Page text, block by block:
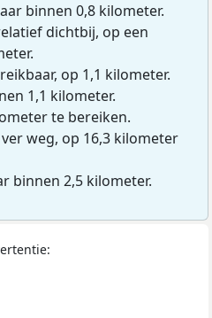
binnen 0,8 kilometer.
dichtbij, op een
op 1,1 kilometer.
1,1 kilometer.
te bereiken.
weg, op 16,3 kilometer
binnen 2,5 kilometer.